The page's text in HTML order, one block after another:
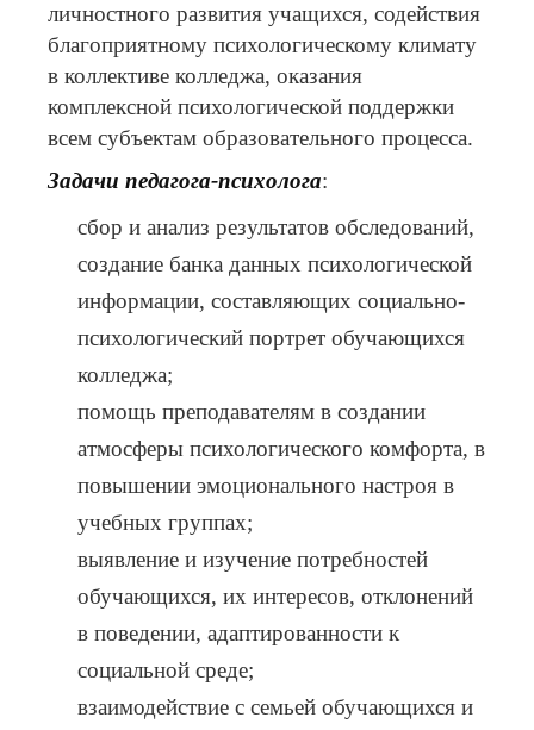
личностного развития учащихся, содействия
благоприятному психологическому климату
в коллективе колледжа, оказания
комплексной психологической поддержки
всем субъектам образовательного процесса.
Задачи педагога-психолога:
сбор и анализ результатов обследований,
создание банка данных психологической
информации, составляющих социально-
психологический портрет обучающихся
колледжа;
помощь преподавателям в создании
атмосферы психологического комфорта, в
повышении эмоционального настроя в
учебных группах;
выявление и изучение потребностей
обучающихся, их интересов, отклонений
в поведении, адаптированности к
социальной среде;
взаимодействие с семьей обучающихся и